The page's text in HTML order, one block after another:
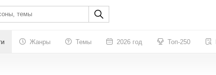
Жанры Темы 2026 год Топ-250